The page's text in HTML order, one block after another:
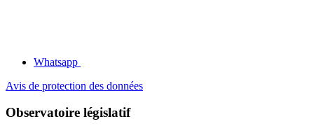
Whatsapp
Avis de protection des données
Observatoire législatif